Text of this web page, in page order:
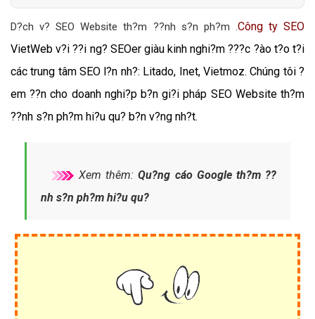
D?ch v? SEO Website th?m ??nh s?n ph?m .Công ty SEO
VietWeb v?i ??i ng? SEOergiàu kinh nghi?m ???c ?ào t?o t?i
các trung tâm SEO l?n nh?: Litado, Inet, Vietmoz. Chúng tôi ?
em ??n cho doanh nghi?p b?n gi?i pháp SEO Website th?m
??nh s?n ph?m hi?u qu? b?n v?ng nh?t.
Xem thêm:Qu?ng cáo Google th?m ??
nh s?n ph?m hi?u qu?